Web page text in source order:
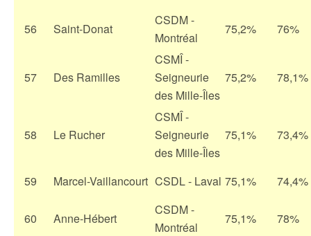
56 Saint-Donat
CSDM -
Montréal
75,2% 76%
57 Des Ramilles
CSMÎ -
Seigneurie
des Mille-Îles
75,2% 78,1%
58 Le Rucher
CSMÎ -
Seigneurie
des Mille-Îles
75,1% 73,4%
59 Marcel-Vaillancourt CSDL - Laval 75,1% 74,4%
60 Anne-Hébert
CSDM -
Montréal
75,1% 78%